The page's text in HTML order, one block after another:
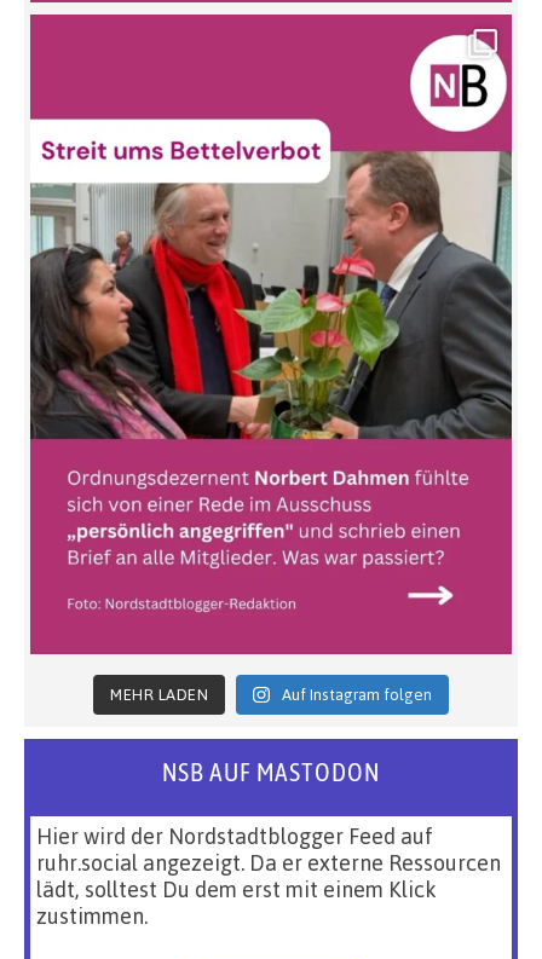
MEHR LADEN Auf Instagram folgen
NSB AUF MASTODON
Hier wird der Nordstadtblogger Feed auf
ruhr.social angezeigt. Da er externe Ressourcen
lädt, solltest Du dem erst mit einem Klick
zustimmen.